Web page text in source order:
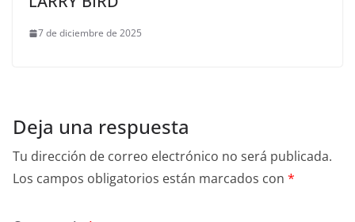
7 de diciembre de 2025
Deja una respuesta
Tu dirección de correo electrónico no será publicada.
Los campos obligatorios están marcados con *